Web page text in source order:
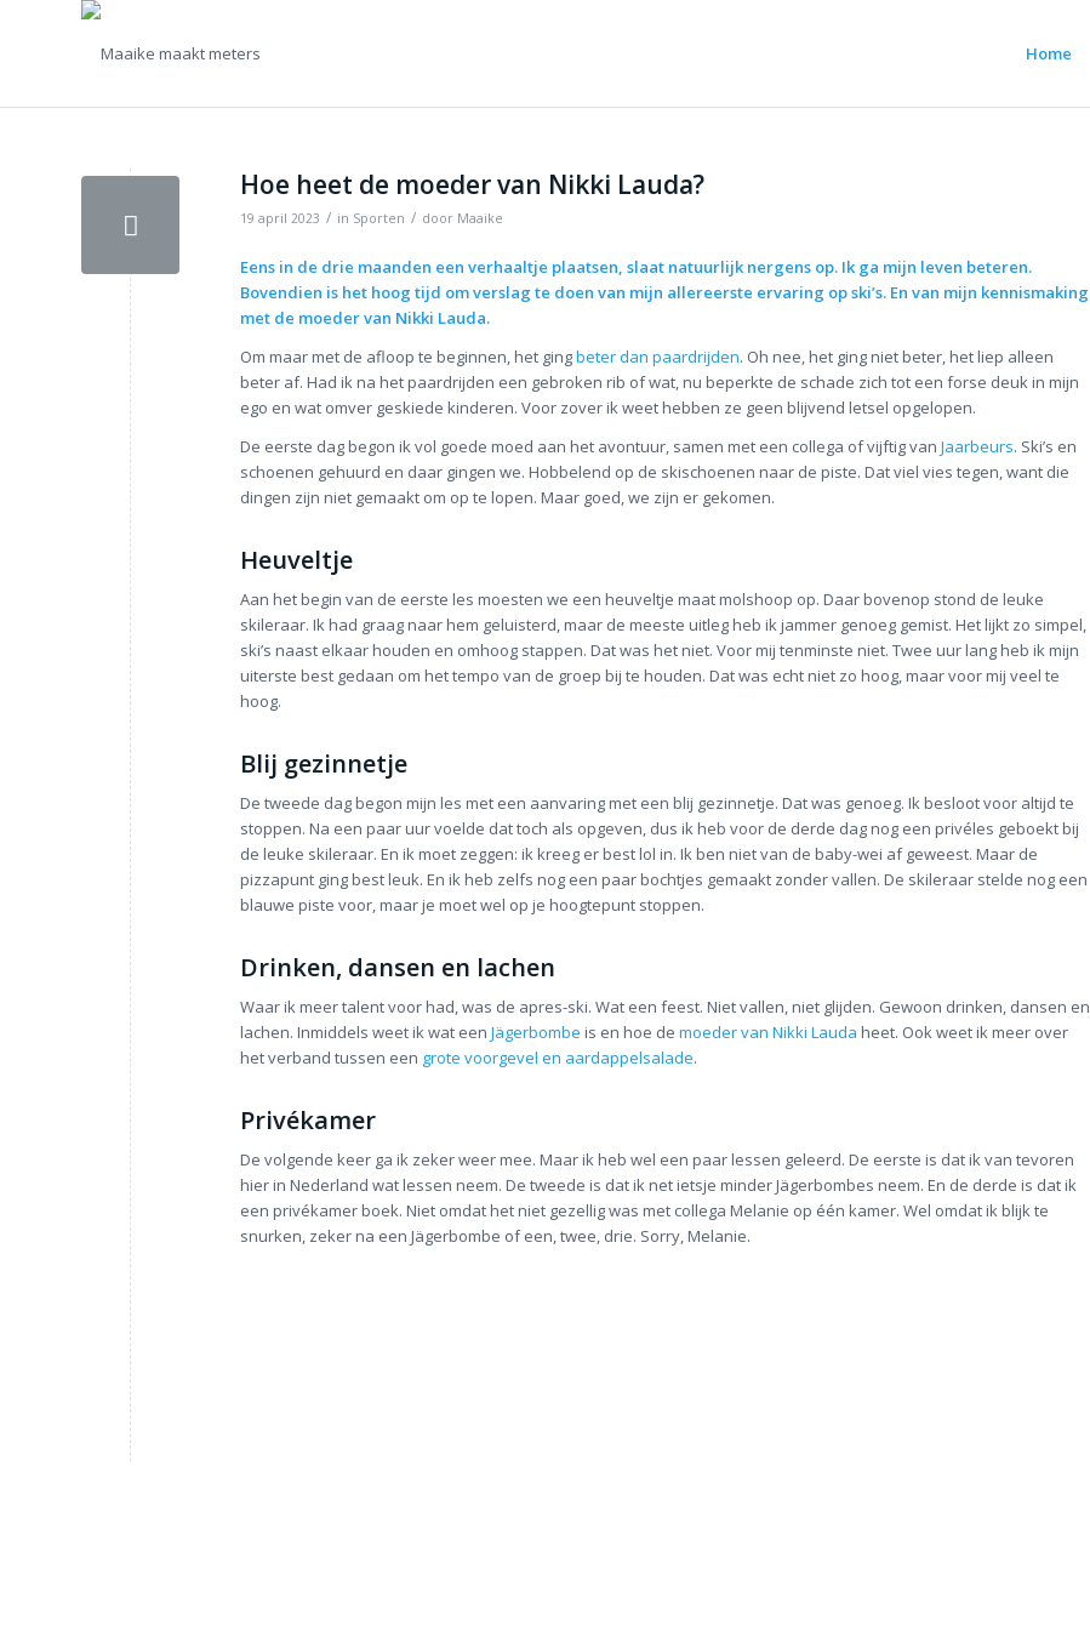
Home
Hoe heet de moeder van Nikki Lauda?
19 april 2023 / in Sporten / door Maaike
Eens in de drie maanden een verhaaltje plaatsen, slaat natuurlijk nergens op. Ik ga mijn leven beteren.
Bovendien is het hoog tijd om verslag te doen van mijn allereerste ervaring op ski’s. En van mijn kennismaking
met de moeder van Nikki Lauda.
Om maar met de afloop te beginnen, het gingbeter dan paardrijden. Oh nee, het ging niet beter, het liep alleen
beter af. Had ik na het paardrijden een gebroken rib of wat, nu beperkte de schade zich tot een forse deuk in mijn
ego en wat omver geskiede kinderen. Voor zover ik weet hebben ze geen blijvend letsel opgelopen.
De eerste dag begon ik vol goede moed aan het avontuur, samen met een collega of vijftig van Jaarbeurs. Ski’s en
schoenen gehuurd en daar gingen we. Hobbelend op de skischoenen naar de piste. Dat viel vies tegen, want die
dingen zijn niet gemaakt om op te lopen. Maar goed, we zijn er gekomen.
Heuveltje
Aan het begin van de eerste les moesten we een heuveltje maat molshoop op. Daar bovenop stond de leuke
skileraar. Ik had graag naar hem geluisterd, maar de meeste uitleg heb ik jammer genoeg gemist. Het lijkt zo simpel,
ski’s naast elkaar houden en omhoog stappen. Dat was het niet. Voor mij tenminste niet. Twee uur lang heb ik mijn
uiterste best gedaan om het tempo van de groep bij te houden. Dat was echt niet zo hoog, maar voor mij veel te
hoog.
Blij gezinnetje
De tweede dag begon mijn les met een aanvaring met een blij gezinnetje. Dat was genoeg. Ik besloot voor altijd te
stoppen. Na een paar uur voelde dat toch als opgeven, dus ik heb voor de derde dag nog een privéles geboekt bij
de leuke skileraar. En ik moet zeggen: ik kreeg er best lol in. Ik ben niet van de baby-wei af geweest. Maar de
pizzapunt ging best leuk. En ik heb zelfs nog een paar bochtjes gemaakt zonder vallen. De skileraar stelde nog een
blauwe piste voor, maar je moet wel op je hoogtepunt stoppen.
Drinken, dansen en lachen
Waar ik meer talent voor had, was de apres-ski. Wat een feest. Niet vallen, niet glijden. Gewoon drinken, dansen en
lachen. Inmiddels weet ik wat een Jägerbombe is en hoe de moeder van Nikki Lauda heet. Ook weet ik meer over
het verband tussen een grote voorgevel en aardappelsalade.
Privékamer
De volgende keer ga ik zeker weer mee. Maar ik heb wel een paar lessen geleerd. De eerste is dat ik van tevoren
hier in Nederland wat lessen neem. De tweede is dat ik net ietsje minder Jägerbombes neem. En de derde is dat ik
een privékamer boek. Niet omdat het niet gezellig was met collega Melanie op één kamer. Wel omdat ik blijk te
snurken, zeker na een Jägerbombe of een, twee, drie. Sorry, Melanie.